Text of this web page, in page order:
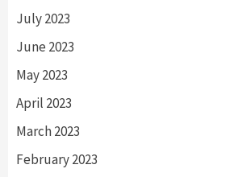
July 2023
June 2023
May 2023
April 2023
March 2023
February 2023